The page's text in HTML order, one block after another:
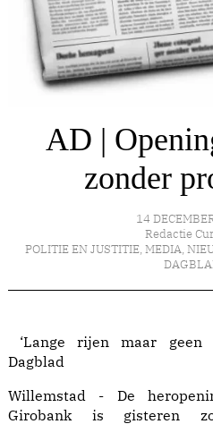
AD |
zonder
14
Redactie
POLITIE EN JUSTITIE, MEDIA,
‘Lange rijen maar geen
Dagblad
Willemstad - De
Girobank is gisteren